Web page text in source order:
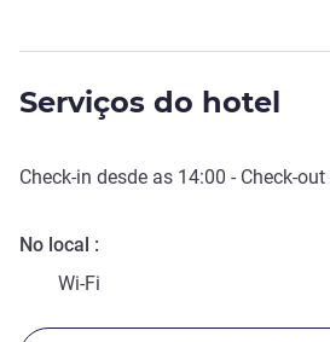
Serviços do hotel
Check-in desde as 14:00 - Check-out
No local
Wi-Fi